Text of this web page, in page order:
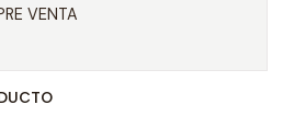
VENTA